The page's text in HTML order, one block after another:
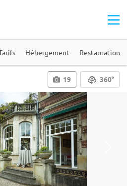
Hébergement Restauration
19 360°